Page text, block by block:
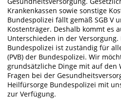
Krankenkassen sowie sonstige
Bundespolizei fällt gemäß SGB V
Kostenträger. Deshalb kommt es
Unterschieden in der
Bundespolizei ist zuständig für
(PVB) der Bundespolizei. Wir
grundsätzliche Dinge mit auf den
Fragen bei der
Heilfürsorge Bundespolizei mit
zur Verfügung.